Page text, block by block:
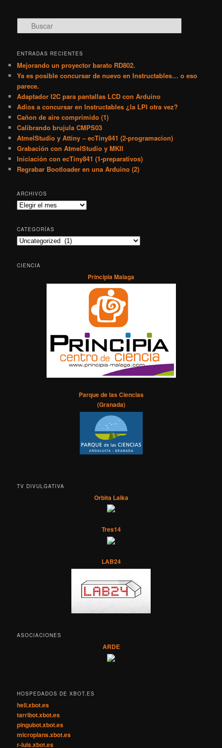
u
c
r
ENTRADAS RECIENTES
Mejorando un proyector barato RD802.
Ya es posible concursar de nuevo en Instructables… o eso
parece.
Adaptador I2C para pantallas LCD con Arduino
Adios a concursar en Instructables ¿la LPI otra vez?
Cañon de aire comprimido (1)
Calibrando brujula CMPS03
AtmelStudio y Attiny – ecTiny841 (2-programacion)
Grabación con AtmelStudio y MKII
Iniciación con ecTiny841 (1-preparativos)
Regrabar Bootloader en una Arduino (2)
ARCHIVOS
Archivos
CATEGORÍAS
Categorías
CIENCIA
Principia Malaga
Parque de las Ciencias
(Granada)
TV DIVULGATIVA
Orbita Laika
Tres14
LAB24
ASOCIACIONES
ARDE
HOSPEDADOS DE XBOT.ES
heli.xbot.es
tarribot.xbot.es
pingubot.xbot.es
microplans.xbot.es
r-luis.xbot.es